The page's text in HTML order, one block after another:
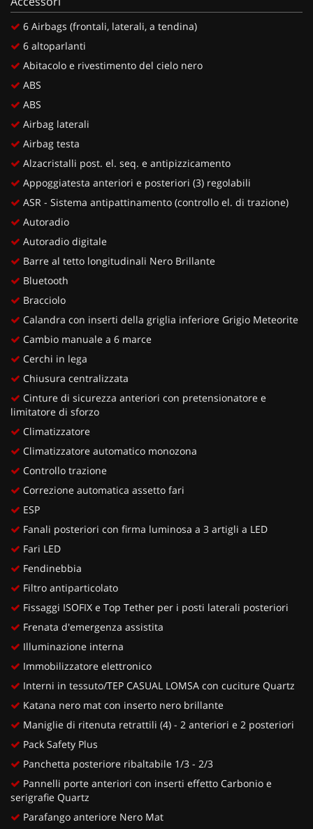
6 Airbags (frontali, laterali, a tendina)
6 altoparlanti
Abitacolo e rivestimento del cielo nero
ABS
ABS
Airbag laterali
Airbag testa
Alzacristalli post. el. seq. e antipizzicamento
Appoggiatesta anteriori e posteriori (3) regolabili
ASR - Sistema antipattinamento (controllo el. di trazione)
Autoradio
Autoradio digitale
Barre al tetto longitudinali Nero Brillante
Bluetooth
Bracciolo
Calandra con inserti della griglia inferiore Grigio Meteorite
Cambio manuale a 6 marce
Cerchi in lega
Chiusura centralizzata
Cinture di sicurezza anteriori con pretensionatore e
limitatore di sforzo
Climatizzatore
Climatizzatore automatico monozona
Controllo trazione
Correzione automatica assetto fari
ESP
Fanali posteriori con firma luminosa a 3 artigli a LED
Fari LED
Fendinebbia
Filtro antiparticolato
Fissaggi ISOFIX e Top Tether per i posti laterali posteriori
Frenata d'emergenza assistita
Illuminazione interna
Immobilizzatore elettronico
Interni in tessuto/TEP CASUAL LOMSA con cuciture Quartz
Katana nero mat con inserto nero brillante
Maniglie di ritenuta retrattili (4) - 2 anteriori e 2 posteriori
Pack Safety Plus
Panchetta posteriore ribaltabile 1/3 - 2/3
Pannelli porte anteriori con inserti effetto Carbonio e
serigrafie Quartz
Parafango anteriore Nero Mat